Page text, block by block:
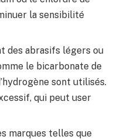
la sensibilité
des abrasifs légers ou
le bicarbonate de
sont utilisés.
qui peut user
marques telles que